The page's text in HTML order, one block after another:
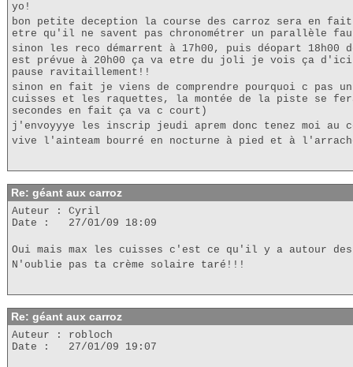
yo!
bon petite deception la course des carroz sera en fait
etre qu'il ne savent pas chronométrer un parallèle
sinon les reco démarrent à 17h00, puis déopart 18h00
est prévue à 20h00 ça va etre du joli je vois ça d'ici
pause ravitaillement!!
sinon en fait je viens de comprendre pourquoi c
cuisses et les raquettes, la montée de la piste se
secondes en fait ça va c court)
j'envoyyye les inscrip jeudi aprem donc tenez moi au
vive l'ainteam bourré en nocturne à pied et à
Re: géant aux carroz
Auteur : Cyril
Date : 27/01/09 18:09
Oui mais max les cuisses c'est ce qu'il y a autour
N'oublie pas ta crème solaire taré!!!
Re: géant aux carroz
Auteur : robloch
Date : 27/01/09 19:07